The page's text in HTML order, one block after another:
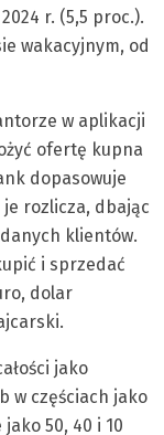
r. (5,5 proc.).
wakacyjnym, od
w aplikacji
ofertę kupna
dopasowuje
rozlicza, dbając
klientów.
i sprzedać
dolar
jako
w częściach jako
50, 40 i 10